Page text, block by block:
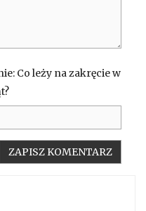
Co leży na zakręcie w